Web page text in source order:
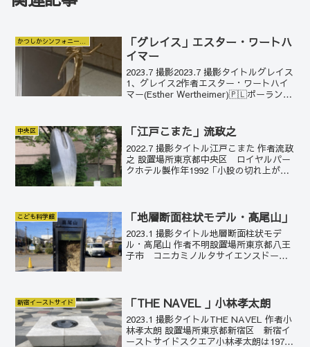
「グレイス」エスター・ワートハ
イマー
2023.7 撮影2023.7 撮影タイトルグレイス
1、グレイス2作者エスター・ワートハイ
マー(Esther Wertheimer)🇵🇱ポーラン
ヒルズを飾っているワー...
中央区 「江戸こまた」流政之
2022.7 撮影タイトル江戸こまた 作者流政
之 設置場所東京都中央区 ロイヤルパー
クホテル製作年1992「小股の切れ上がっ
だろうか...
こども科学館 「地層断面柱状モデル・高尾山」
2023.1 撮影タイトル地層断面柱状モデ
ル・高尾山 作者不明設置場所東京都八王
子市 コニカミノルタサイエンスドーム
ブルカーの図が。...
新宿イーストサイド 「THE NAVEL 」小林孝太朗
2023.1 撮影タイトルTHE NAVEL 作者小
林孝太朗 設置場所東京都新宿区 新宿イ
ーストサイドスクエア小林孝太朗は1976